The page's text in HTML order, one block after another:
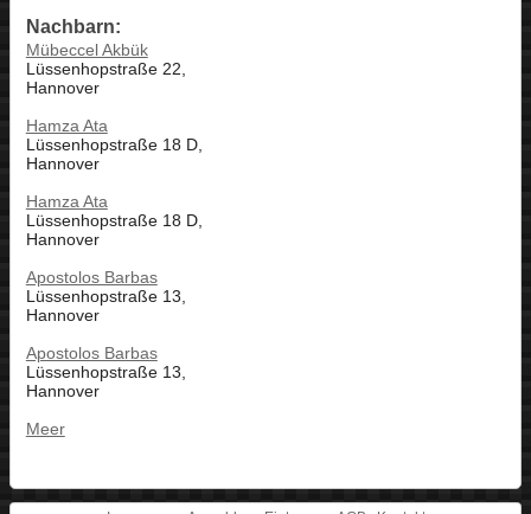
Nachbarn:
Mübeccel Akbük
Lüssenhopstraße 22,
Hannover
Hamza Ata
Lüssenhopstraße 18 D,
Hannover
Hamza Ata
Lüssenhopstraße 18 D,
Hannover
Apostolos Barbas
Lüssenhopstraße 13,
Hannover
Apostolos Barbas
Lüssenhopstraße 13,
Hannover
Meer